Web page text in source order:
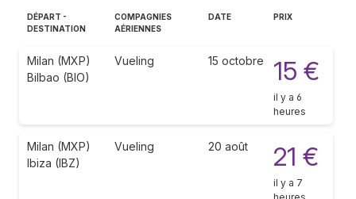
DÉPART -
DESTINATION
COMPAGNIES
AÉRIENNES
DATE PRIX
Milan (MXP)
Bilbao (BIO)
Vueling 15 octobre 15 €
il y a 6
heures
Milan (MXP)
Ibiza (IBZ)
Vueling 20 août 21 €
il y a 7